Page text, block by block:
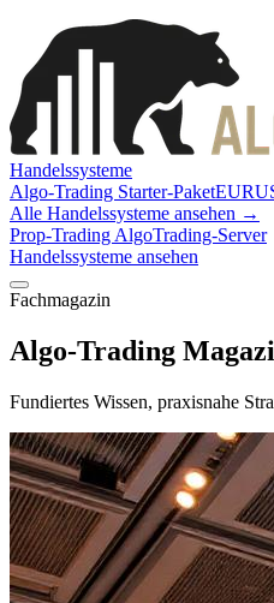
Handelssysteme
Algo-Trading Starter-Paket
Alle Handelssysteme ansehen →
Prop-Trading AlgoTrading-Server
Handelssysteme ansehen
Fachmagazin
Algo-Trading
Fundiertes Wissen, praxisnahe